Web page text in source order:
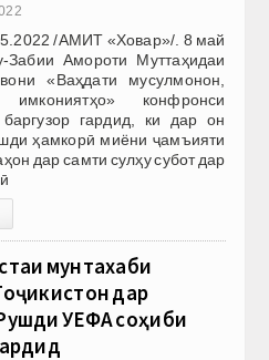
/АМИТ «Ховар»/. 8 май
Амороти Муттаҳидаи
«Ваҳдати мусулмонон,
конфронси
гардид, ки дар он
ҳамкорӣ миёни ҷамъияти
дар самти сулҳу субот дар
мунтахаби
дар
УЕФА соҳиби